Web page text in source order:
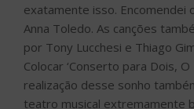
exatamente isso. Encomendei
Anna Toledo. As canções
por Tony Lucchesi e Thiago
Colocar ‘Conserto para Dois, O
realização desse sonho
teatro musical extremamente